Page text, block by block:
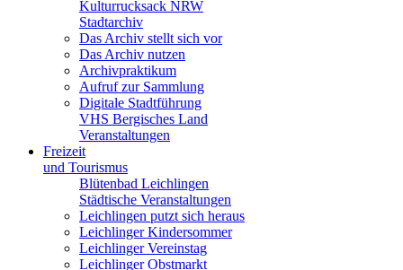
Kulturrucksack NRW
Stadtarchiv
Das Archiv stellt sich vor
Das Archiv nutzen
Archivpraktikum
Aufruf zur Sammlung
Digitale Stadtführung
VHS Bergisches Land
Veranstaltungen
Freizeit
und Tourismus
Blütenbad Leichlingen
Städtische Veranstaltungen
Leichlingen putzt sich heraus
Leichlinger Kindersommer
Leichlinger Vereinstag
Leichlinger Obstmarkt